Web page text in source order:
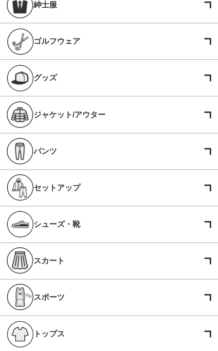
紳士服
ゴルフウェア
グッズ
ジャケット/アウター
パンツ
セットアップ
シューズ・靴
スカート
スポーツ
トップス